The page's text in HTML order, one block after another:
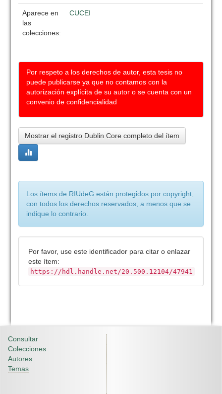
Aparece en
las
colecciones:
CUCEI
Por respeto a los derechos de autor, esta tesis no
puede publicarse ya que no contamos con la
autorización explícita de su autor o se cuenta con un
convenio de confidencialidad
Mostrar el registro Dublin Core completo del ítem
Los ítems de RIUdeG están protegidos por copyright,
con todos los derechos reservados, a menos que se
indique lo contrario.
Por favor, use este identificador para citar o enlazar
este ítem:
https://hdl.handle.net/20.500.12104/47941
Consultar
Colecciones
Autores
Temas